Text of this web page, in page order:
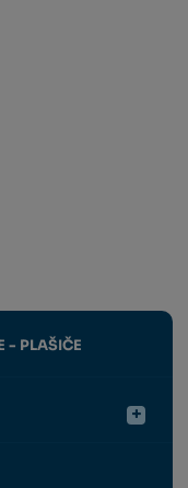
- PLAŠIČE